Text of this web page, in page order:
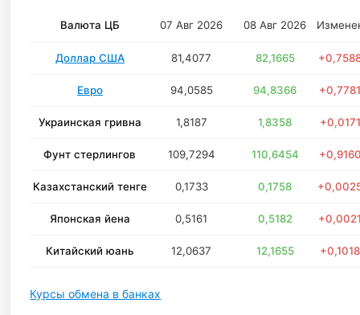
Валюта ЦБ 07 Авг 2026 08 Авг 2026
Доллар США 81,4077 82,1665
Евро 94,0585 94,8366
Украинская гривна 1,8187 1,8358 +0,0171
Фунт стерлингов 109,7294 110,6454
Казахстанский тенге 0,1733 0,1758
Японская йена 0,5161 0,5182
Китайский юань 12,0637 12,1655 +0,1018
Курсы обмена в банках